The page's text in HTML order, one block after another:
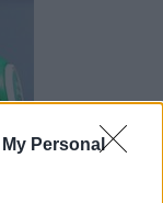
Personal